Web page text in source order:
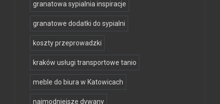
granatowa sypialnia inspiracje
granatowe dodatki do sypialni
koszty przeprowadzki
kraków usługi transportowe tanio
meble do biura w Katowicach
najmodniejsze dywany